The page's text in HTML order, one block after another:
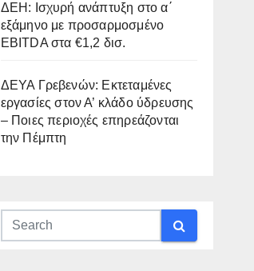
ΔΕΗ: Ισχυρή ανάπτυξη στο α΄
εξάμηνο με προσαρμοσμένο
EBITDA στα €1,2 δισ.
ΔΕΥΑ Γρεβενών: Εκτεταμένες
εργασίες στον Α’ κλάδο ύδρευσης
– Ποιες περιοχές επηρεάζονται
την Πέμπτη